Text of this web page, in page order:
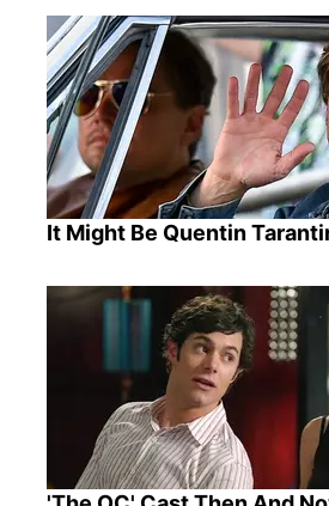
It Might Be Quentin